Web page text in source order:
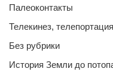
Палеоконтакты
Телекинез,
Без рубрики
История Земли до